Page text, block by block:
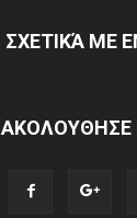
ΣΧΕΤΙΚΆ ΜΕ
ΑΚΟΛΟΥΘΗΣΕ